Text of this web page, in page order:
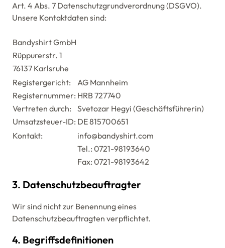
Art. 4 Abs. 7 Datenschutzgrundverordnung (DSGVO).
Unsere Kontaktdaten sind:
Bandyshirt GmbH
Rüppurerstr. 1
76137 Karlsruhe
Registergericht:
AG Mannheim
Registernummer: HRB 727740
Vertreten durch:
Svetozar Hegyi (Geschäftsführerin)
Umsatzsteuer-ID: DE 815700651
Kontakt:
info@bandyshirt.com
Tel.: 0721-98193640
Fax: 0721-98193642
3. Datenschutzbeauftragter
Wir sind nicht zur Benennung eines
Datenschutzbeauftragten verpflichtet.
4. Begriffsdefinitionen